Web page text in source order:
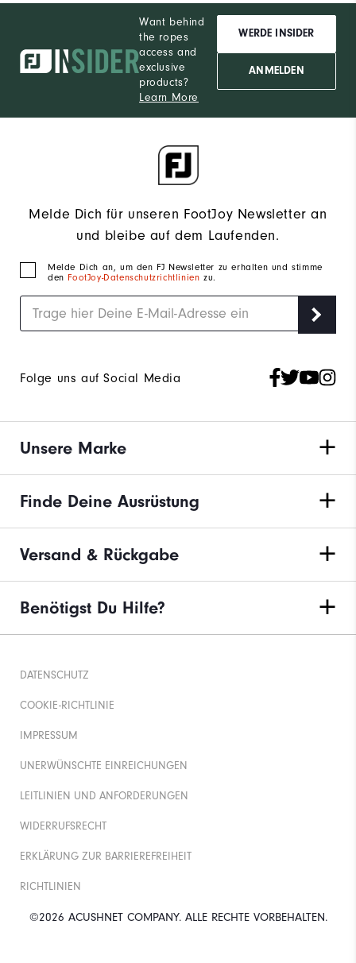
Want behind
the ropes
access and
exclusive
products?
Learn More
WERDE INSIDER
ANMELDEN
Melde Dich für unseren FootJoy Newsletter an
und bleibe auf dem Laufenden.
Melde Dich an, um den FJ Newsletter zu erhalten und stimme
den FootJoy-Datenschutzrichtlinienzu.
Folge uns auf Social Media
Unsere Marke
Finde Deine Ausrüstung
Versand & Rückgabe
Benötigst Du Hilfe?
©2026 ACUSHNET COMPANY. ALLE RECHTE VORBEHALTEN.
DATENSCHUTZ
COOKIE-RICHTLINIE
IMPRESSUM
UNERWÜNSCHTE EINREICHUNGEN
LEITLINIEN UND ANFORDERUNGEN
WIDERRUFSRECHT
ERKLÄRUNG ZUR BARRIEREFREIHEIT
RICHTLINIEN